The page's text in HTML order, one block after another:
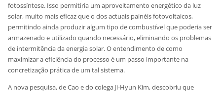
fotossíntese. Isso permitiria um aproveitamento energético da luz
solar, muito mais eficaz que o dos actuais painéis fotovoltaicos,
permitindo ainda produzir algum tipo de combustível que poderia ser
armazenado e utilizado quando necessário, eliminando os problemas
de intermitência da energia solar. O entendimento de como
maximizar a eficiência do processo é um passo importante na
concretização prática de um tal sistema.
A nova pesquisa, de Cao e do colega Ji-Hyun Kim, descobriu que